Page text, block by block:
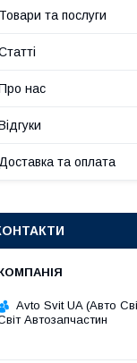
Товари та послуги
нас
Доставка та оплата
Avto Svit UA (Авто
Автозапчастин